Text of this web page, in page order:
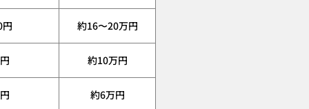
約16〜20万円
約10万円
約6万円